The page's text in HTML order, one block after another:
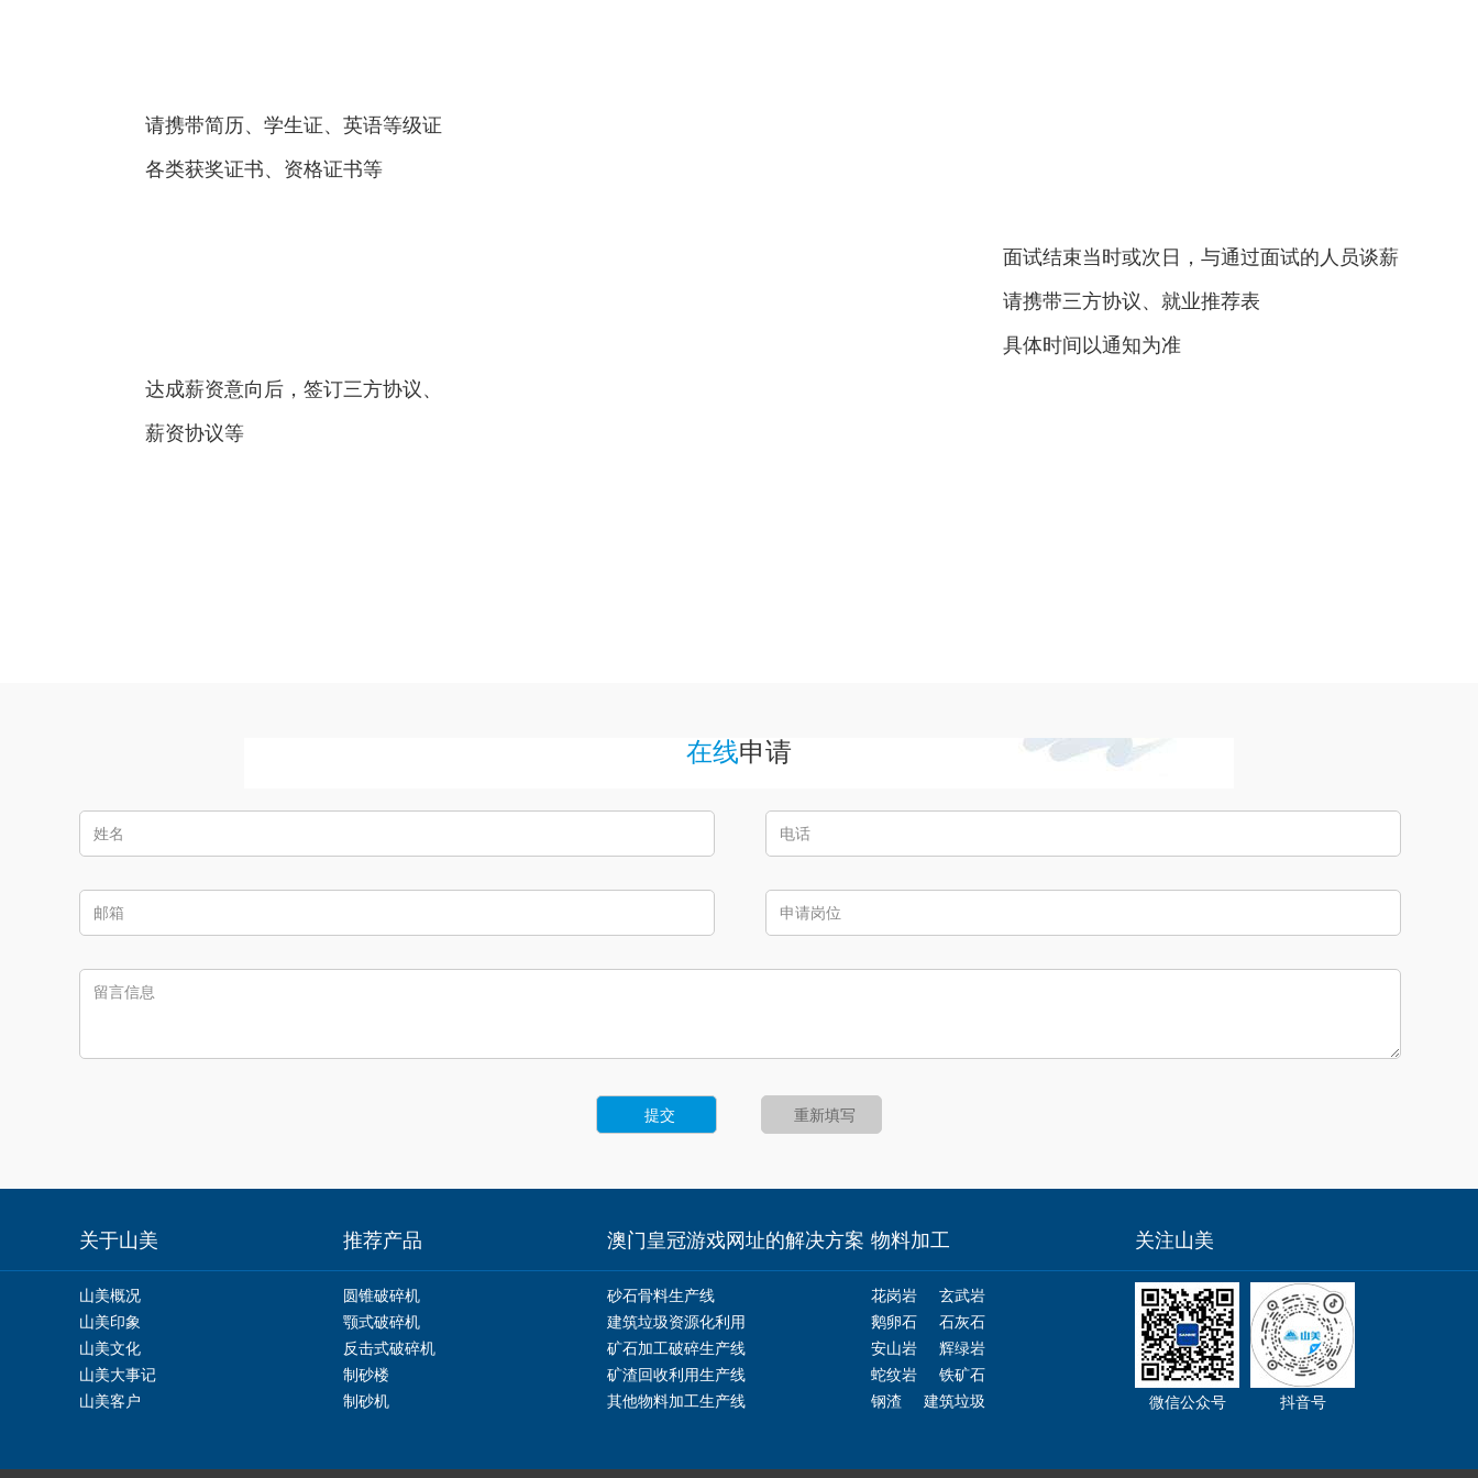
请携带简历、学生证、英语等级证
各类获奖证书、资格证书等
面试结束当时或次日，与通过面试的人员谈薪
请携带三方协议、就业推荐表
具体时间以通知为准
达成薪资意向后，签订三方协议、
薪资协议等
在线申请
关于山美 推荐产品 澳门皇冠游戏网址的解决方案 物料加工 关注山美
山美概况
山美印象
山美文化
山美大事记
山美客户
圆锥破碎机
颚式破碎机
反击式破碎机
制砂楼
制砂机
砂石骨料生产线
建筑垃圾资源化利用
矿石加工破碎生产线
矿渣回收利用生产线
其他物料加工生产线
花岗岩
玄武岩
鹅卵石
石灰石
安山岩
辉绿岩
蛇纹岩
铁矿石
钢渣
建筑垃圾 微信公众号 抖音号